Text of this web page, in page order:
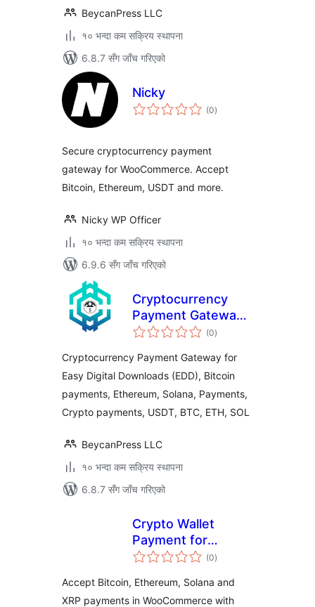
BeycanPress LLC
१० भन्दा कम सक्रिय स्थापना
6.8.7 सँग जाँच गरिएको
Nicky
(0कुल
रेटिङ्गहरू
)
Secure cryptocurrency payment
gateway for WooCommerce. Accept
Bitcoin, Ethereum, USDT and more.
Nicky WP Officer
१० भन्दा कम सक्रिय स्थापना
6.9.6 सँग जाँच गरिएको
Cryptocurrency
Payment Gateway
for Easy Digital
by CryptoPay
(0कुल
रेटिङ्गहरू
)
Cryptocurrency Payment Gateway for
Easy Digital Downloads (EDD), Bitcoin
payments, Ethereum, Solana, Payments,
Crypto payments, USDT, BTC, ETH, SOL
BeycanPress LLC
१० भन्दा कम सक्रिय स्थापना
6.8.7 सँग जाँच गरिएको
Crypto Wallet
Payment for
WooCommerce
(0कुल
रेटिङ्गहरू
)
Accept Bitcoin, Ethereum, Solana and
XRP payments in WooCommerce with